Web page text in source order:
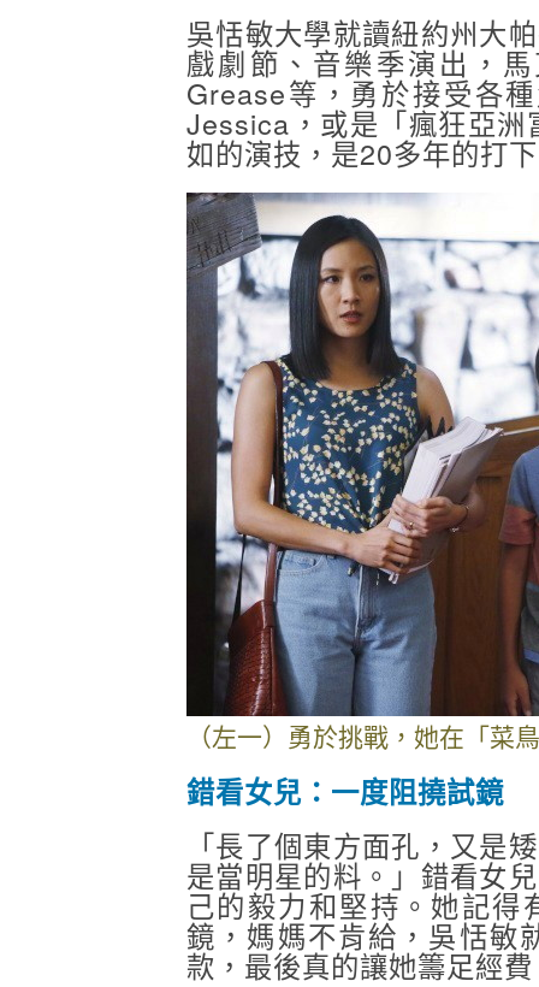
吳恬敏大學就讀紐約州大
戲劇節、音樂季演出，
Grease等，勇於接受各
Jessica，或是「瘋狂亞
如的演技，是20多年的打
（左一）勇於挑戰，她在「菜
錯看女兒：一度阻撓試鏡
「長了個東方面孔，又是
是當明星的料。」錯看女
己的毅力和堅持。她記
鏡，媽媽不肯給，吳恬敏
款，最後真的讓她籌足經